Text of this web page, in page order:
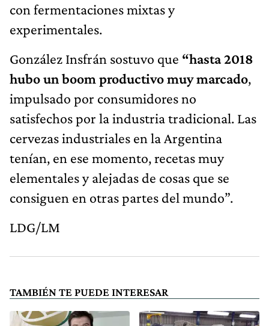
con fermentaciones mixtas y
experimentales.
González Insfrán sostuvo que “hasta 2018
hubo un boom productivo muy marcado,
impulsado por consumidores no
satisfechos por la industria tradicional. Las
cervezas industriales en la Argentina
tenían, en ese momento, recetas muy
elementales y alejadas de cosas que se
consiguen en otras partes del mundo”.
LDG/LM
TAMBIÉN TE PUEDE INTERESAR